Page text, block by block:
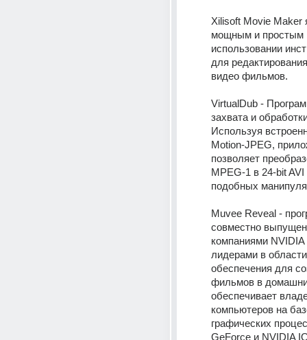
Xilisoft Movie Maker
мощным и простым
использовании
для
видео фильмов.
VirtualDub -
захвата и
Используя
Motion-JPEG,
позволяет
MPEG-1 в 24-bit AVI
подобных
Muvee Reveal -
совместно
компаниями
лидерами в
обеспечения для
фильмов в
обеспечивает
компьютеров на
графических
GeForce и NVIDIA